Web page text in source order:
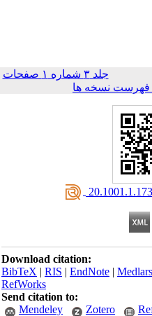
جلد ۳ شماره ۱ صفحات
نسخه ها
Download citation:
BibTeX|RIS|EndNote|
RefWorks
Send citation to:
Mendeley
Zotero